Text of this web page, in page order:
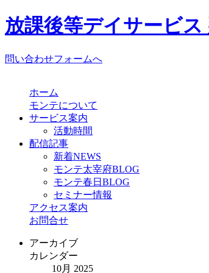
放課後等デイサービ
問い合わせフォームへ
ホーム
モンテについて
サービス案内
活動時間
配信記事
新着NEWS
モンテ太宰府BLOG
モンテ春日BLOG
セミナー情報
アクセス案内
お問合せ
アーカイブ
カレンダー
10月 2025